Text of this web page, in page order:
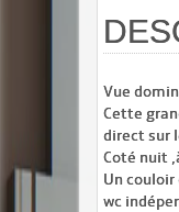
Vue
Cette
direct sur
Coté nuit
Un
wc